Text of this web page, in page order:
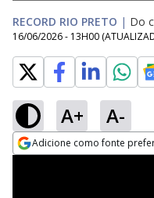
RECORD RIO PRETO | Do
16/06/2026 - 13H00
A+ A-
Adicione como fonte